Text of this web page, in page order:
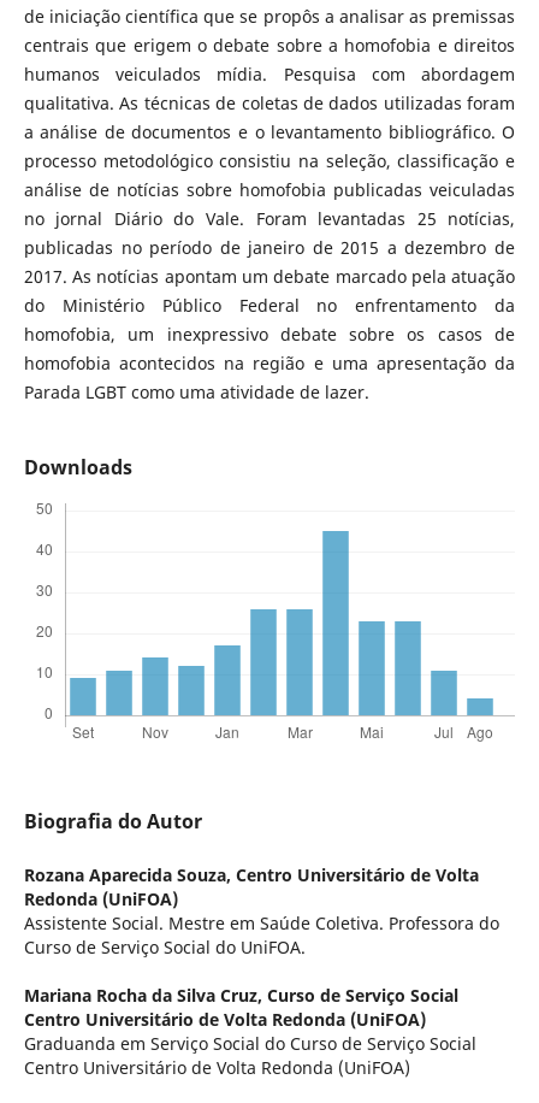
de iniciação científica que se propôs a analisar as premissas
centrais que erigem o debate sobre a homofobia e direitos
humanos veiculados mídia. Pesquisa com abordagem
qualitativa. As técnicas de coletas de dados utilizadas foram
a análise de documentos e o levantamento bibliográfico. O
processo metodológico consistiu na seleção, classificação e
análise de notícias sobre homofobia publicadas veiculadas
no jornal Diário do Vale. Foram levantadas 25 notícias,
publicadas no período de janeiro de 2015 a dezembro de
2017. As notícias apontam um debate marcado pela atuação
do Ministério Público Federal no enfrentamento da
homofobia, um inexpressivo debate sobre os casos de
homofobia acontecidos na região e uma apresentação da
Parada LGBT como uma atividade de lazer.
Downloads
Biografia do Autor
Rozana Aparecida Souza, Centro Universitário de Volta
Redonda (UniFOA)
Assistente Social. Mestre em Saúde Coletiva. Professora do
Curso de Serviço Social do UniFOA.
Mariana Rocha da Silva Cruz, Curso de Serviço Social
Centro Universitário de Volta Redonda (UniFOA)
Graduanda em Serviço Social do Curso de Serviço Social
Centro Universitário de Volta Redonda (UniFOA)